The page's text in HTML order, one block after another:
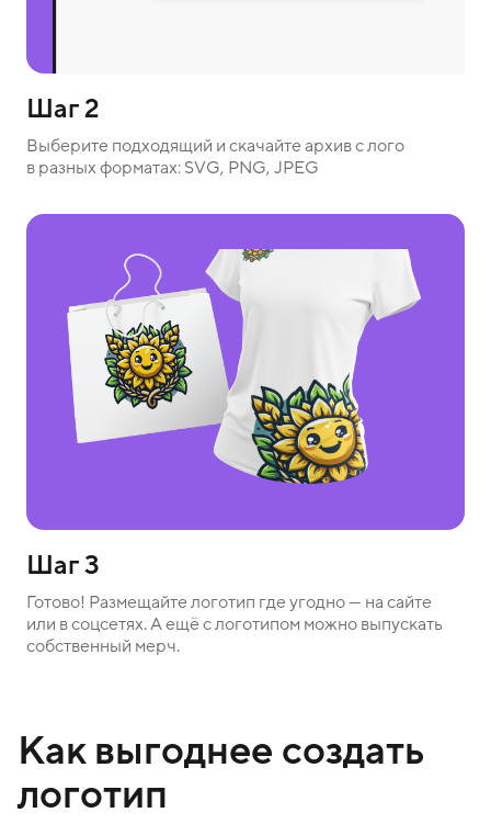
Шаг 2
Выберите подходящий и скачайте архив с лого
в разных форматах: SVG, PNG, JPEG
Шаг 3
Готово! Размещайте логотип где угодно — на сайте
или в соцсетях. А ещё с логотипом можно выпускать
собственный мерч.
Как выгоднее создать
логотип